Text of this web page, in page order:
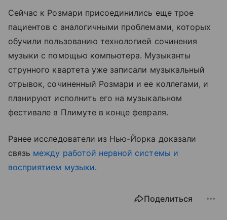
Сейчас к Розмари присоединились еще трое
пациентов с аналогичными проблемами, которых
обучили пользованию технологией сочинения
музыки с помощью компьютера. Музыканты
струнного квартета уже записали музыкальный
отрывок, сочиненный Розмари и ее коллегами, и
планируют исполнить его на музыкальном
фестивале в Плимуте в конце февраля.
Ранее исследователи из Нью-Йорка доказали
связь между работой нервной системы и
восприятием музыки.
Поделиться